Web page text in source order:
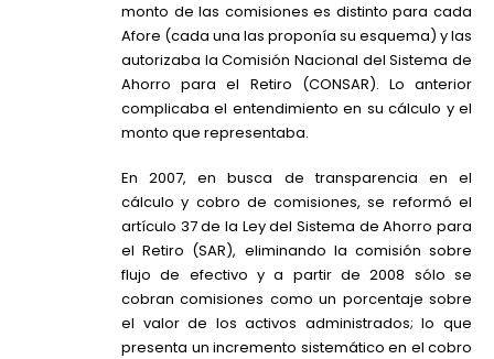
monto de las comisiones es distinto para cada
Afore (cada una las proponía su esquema) y las
autorizaba la Comisión Nacional del Sistema de
Ahorro para el Retiro (CONSAR). Lo anterior
complicaba el entendimiento en su cálculo y el
monto que representaba.
En 2007, en busca de transparencia en el
cálculo y cobro de comisiones, se reformó el
artículo 37 de la Ley del Sistema de Ahorro para
el Retiro (SAR), eliminando la comisión sobre
flujo de efectivo y a partir de 2008 sólo se
cobran comisiones como un porcentaje sobre
el valor de los activos administrados; lo que
presenta un incremento sistemático en el cobro